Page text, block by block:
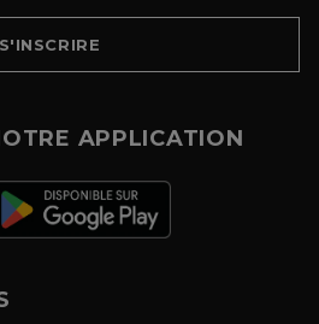
S'INSCRIRE
APPLICATION